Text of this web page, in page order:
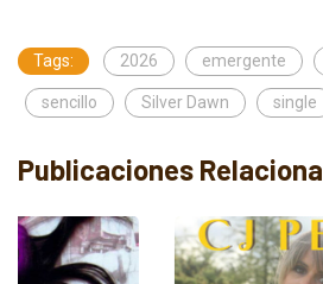
Tags: 2026 emergente
sencillo Silver Dawn single
Publicaciones